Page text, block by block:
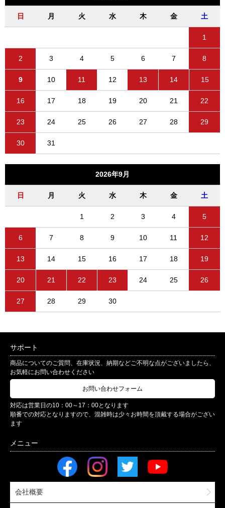
日 月 火 水 木 金 土
1
2 3 4 5 6 7 8
9 10 11 12 13 14 15
16 17 18 19 20 21 22
23 24 25 26 27 28 29
30 31
2026年9月
日 月 火 水 木 金 土
1 2 3 4 5
6 7 8 9 10 11 12
13 14 15 16 17 18 19
20 21 22 23 24 25 26
27 28 29 30
サポート
商品についてのご質問、在庫状況、納期などご不明な点がございましたら、
お気軽にお問い合わせください
お問い合わせフォーム
対応は営業日の10：00～17：00となります
順番での対応となりますので、混雑時は少々お時間を頂戴する場合がござい
ます
会社概要